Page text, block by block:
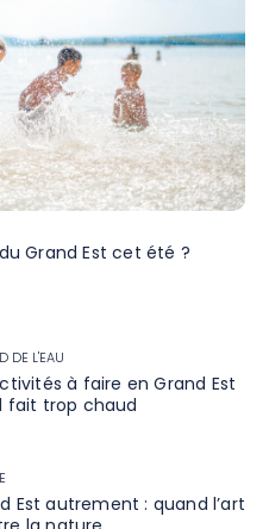
Grand Est cet été ?
DE L'EAU
à faire en Grand Est
fait trop chaud
Est autrement : quand l’art